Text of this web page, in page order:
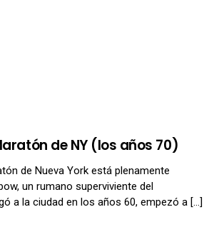
de NY (los años 70)
de Nueva York está plenamente
un rumano superviviente del
a la ciudad en los años 60, empezó a […]